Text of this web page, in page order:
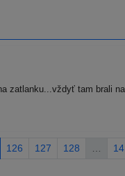
zatlanku...vždyť tam brali
126 127 128